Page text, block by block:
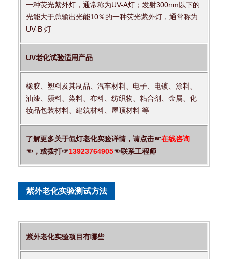
一种荧光紫外灯，通常称为UV-A灯；发射300nm以下的
光能大于总输出光能10％的一种荧光紫外灯，通常称为
UV-B 灯
UV老化试验适用产品
橡胶、塑料及其制品、汽车材料、电子、电镀、涂料、
油漆、颜料、染料、布料、纺织物、粘合剂、金属、化
妆品包装材料、建筑材料、屋顶材料 等
了解更多关于氙灯老化实验详情，请点击☞在线咨询
☜，或拨打☞13923764905☜联系工程师
紫外老化实验测试方法
紫外老化实验项目有哪些